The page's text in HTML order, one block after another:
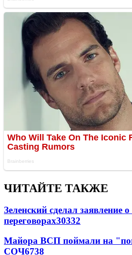
ЧИТАЙТЕ ТАКЖЕ
Зеленский сделал заявление
переговорах30332
Майора ВСП поймали на
СОЧ6738